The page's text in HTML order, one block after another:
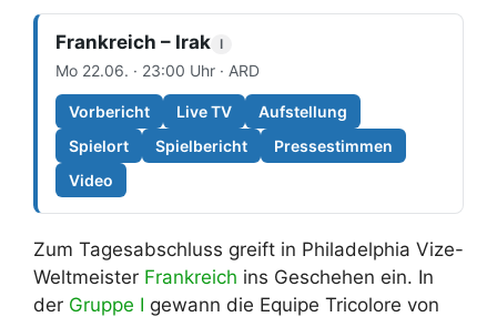
Frankreich – Irak I
Mo 22.06. · 23:00 Uhr · ARD
Vorbericht Live TV
Aufstellung
Spielort
Spielbericht
Pressestimmen
Video
Zum Tagesabschluss greift in Philadelphia Vize-
Weltmeister Frankreich ins Geschehen ein. In
der Gruppe I gewann die Equipe Tricolore von